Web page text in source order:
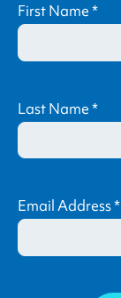
First Name*
Last Name*
Email Address*